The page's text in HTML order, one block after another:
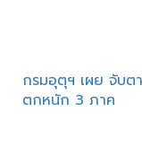
กรมอุตุฯ เผย จับ
ตกหนัก 3 ภาค